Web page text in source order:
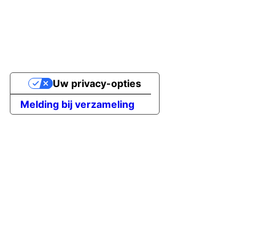
Melding bij verzameling
Uw privacy-opties